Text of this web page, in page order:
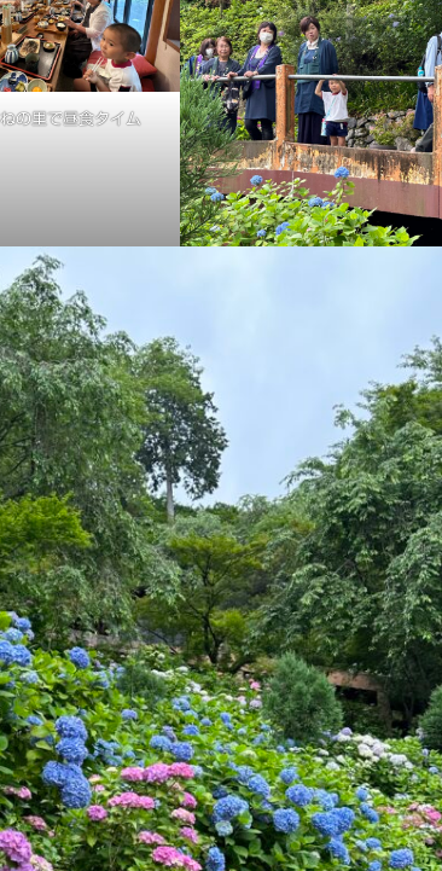
の里で昼食タイム